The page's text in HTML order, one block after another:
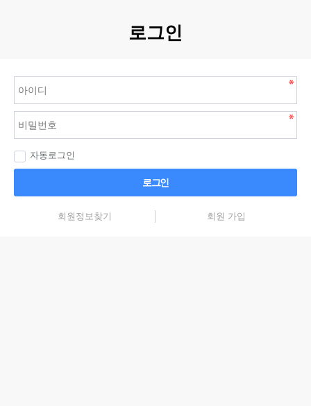
로그인
자동로그인
로그인
회원정보찾기 회원 가입